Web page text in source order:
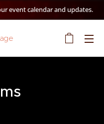
event calendar and updates.